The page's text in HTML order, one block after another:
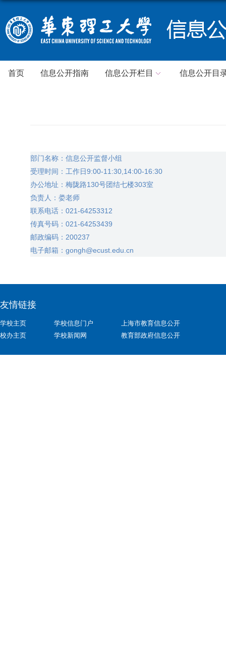
首页 信息公开指南 信息公开栏目 信息公开目
部门名称：信息公开监督小组
受理时间：工作日9:00-11:30,14:00-16:30
办公地址：梅陇路130号团结七楼303室
负责人：娄老师
联系电话： 021-64253312
传真号码： 021-64253439
邮政编码： 200237
电子邮箱： gongh@ecust.edu.cn
友情链接
学校主页 学校信息门户
上海市教育信息公开
校办主页
学校新闻网 教育部政府信息公开